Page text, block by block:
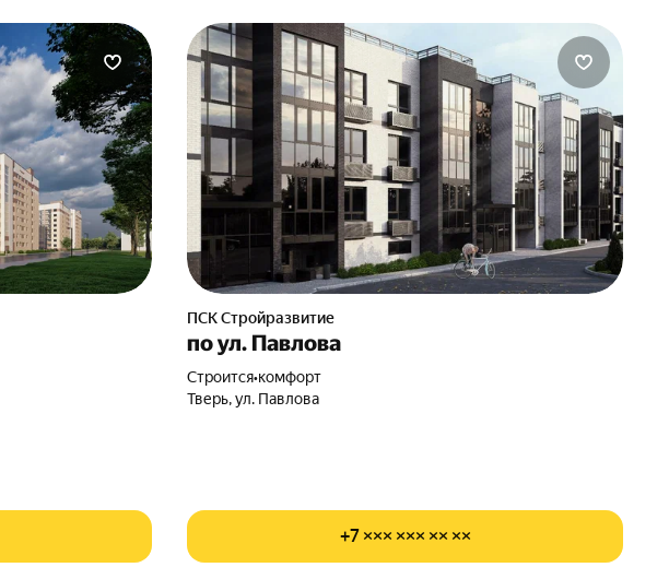
ПСК Стройразвитие
по ул. Павлова
Строится•комфорт
Тверь, ул. Павлова
+7 ××× ××× ×× ××